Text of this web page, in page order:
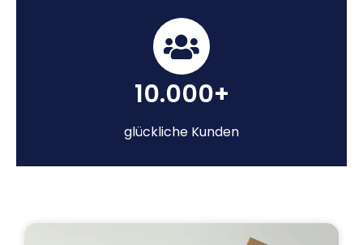
10.000+
glückliche Kunden